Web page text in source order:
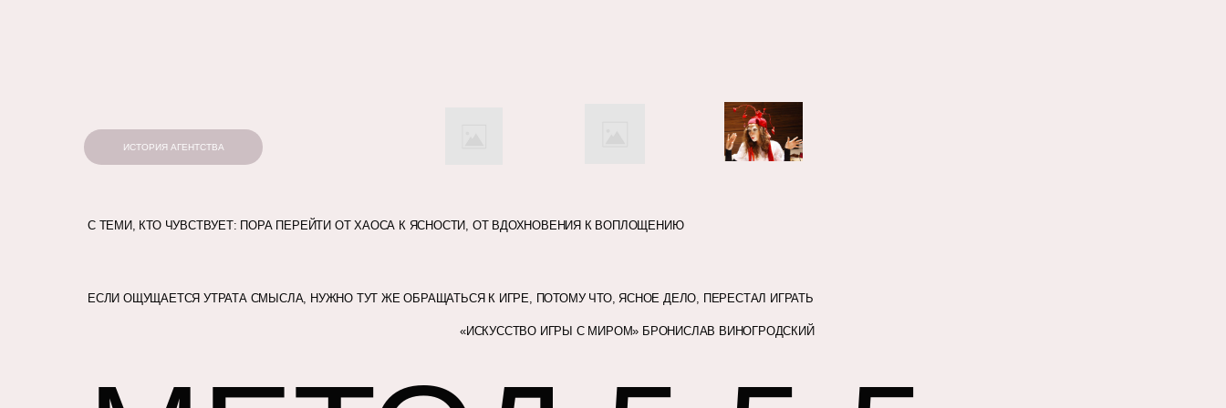
С ТЕМИ, КТО ЧУВСТВУЕТ: ПОРА ПЕРЕЙТИ ОТ ХАОСА К ЯСНОСТИ, ОТ ВДОХНОВЕНИЯ К ВОПЛОЩЕНИЮ
ЕСЛИ ОЩУЩАЕТСЯ УТРАТА СМЫСЛА, НУЖНО ТУТ ЖЕ ОБРАЩАТЬСЯ К ИГРЕ, ПОТОМУ ЧТО, ЯСНОЕ ДЕЛО, ПЕРЕСТАЛ ИГРАТЬ
«ИСКУССТВО ИГРЫ С МИРОМ» БРОНИСЛАВ ВИНОГРОДСКИЙ
ИСТОРИЯ АГЕНТСТВА
ИССЛЕДОВАНИЕ ПРИРОДНОЙ ОСНОВЫ
СОЗДАНИЕ КАРТЫ «Я – ДУША / МОЯ КАРМА / РОД»
ИССЛЕДОВАНИЕ ПРИРОДНОЙ ОСНОВЫ
СОЗДАНИЕ КАРТЫ «Я – ДУША / МОЯ КАРМА / РОД»
ИССЛЕДОВАНИЕ ПРИРОДНОЙ ОСНОВЫ
СОЗДАНИЕ КАРТЫ «Я – ДУША / МОЯ КАРМА / РОД»